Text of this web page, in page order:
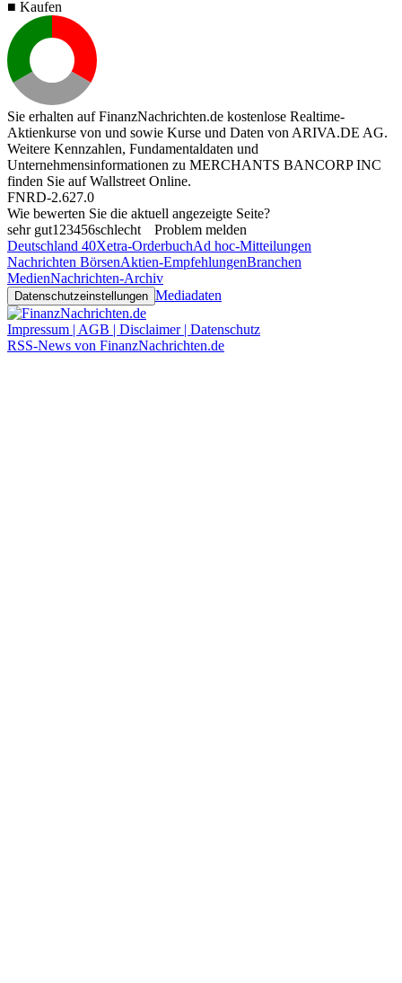
■ Kaufen
Sie erhalten auf FinanzNachrichten.de kostenlose Realtime-
Aktienkurse von und sowie Kurse und Daten von ARIVA.DE AG.
Weitere Kennzahlen, Fundamentaldaten und
Unternehmensinformationen zu MERCHANTS BANCORP INC
finden Sie aufWallstreet Online.
FNRD-2.627.0
Wie bewerten Sie die aktuell angezeigte Seite?
sehr gut1 23456schlecht
Problem melden
Deutschland 40Xetra-OrderbuchAd hoc-Mitteilungen
Nachrichten BörsenAktien-EmpfehlungenBranchen
MedienNachrichten-Archiv
Datenschutzeinstellungen Mediadaten
Impressum | AGB | Disclaimer | Datenschutz
RSS-News von FinanzNachrichten.de